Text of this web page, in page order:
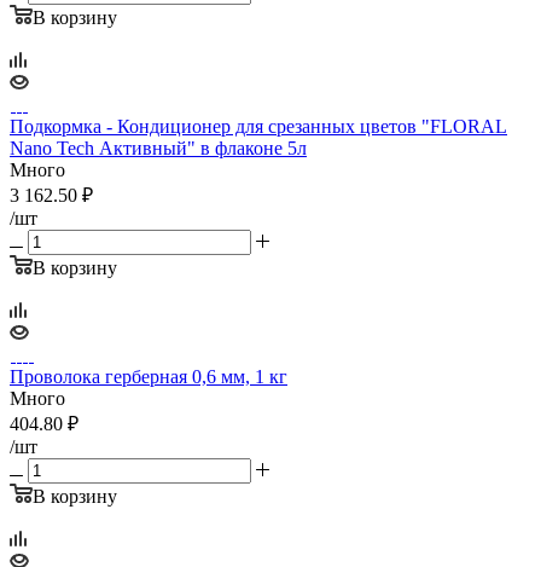
В корзину
Подкормка - Кондиционер для срезанных цветов "FLORAL
Nano Tech Активный" в флаконе 5л
Много
3 162.50 ₽
/шт
В корзину
Проволока герберная 0,6 мм, 1 кг
Много
404.80 ₽
/шт
В корзину